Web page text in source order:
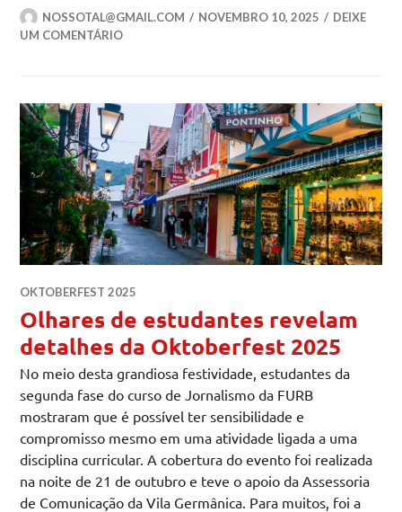
NOSSOTAL@GMAIL.COM NOVEMBRO 10, 2025
DEIXE
UM COMENTÁRIO
OKTOBERFEST 2025
Olhares de estudantes revelam
detalhes da Oktoberfest 2025
No meio desta grandiosa festividade, estudantes da
segunda fase do curso de Jornalismo da FURB
mostraram que é possível ter sensibilidade e
compromisso mesmo em uma atividade ligada a uma
disciplina curricular. A cobertura do evento foi realizada
na noite de 21 de outubro e teve o apoio da Assessoria
de Comunicação da Vila Germânica. Para muitos, foi a